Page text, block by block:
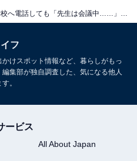
もハード!? 先生が「最も
語る意外な担当とは
フ
けスポット情報など、暮らしがもっ
集部が独自調査した、気になる他人
。
ービス
All About Japan